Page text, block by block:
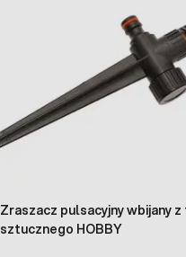
Zraszacz pulsacyjny wbijany
sztucznego HOBBY